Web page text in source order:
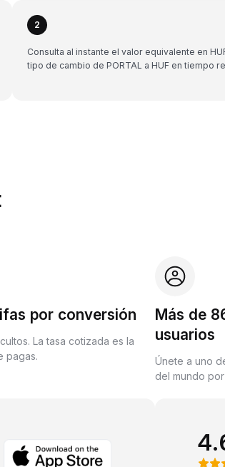
2
Consulta al instante el valor equivalente en
tipo de cambio de PORTAL a HUF en tiempo
por conversión
La tasa cotizada es la
pagas.
Más de
usuarios
Únete a uno
del mundo